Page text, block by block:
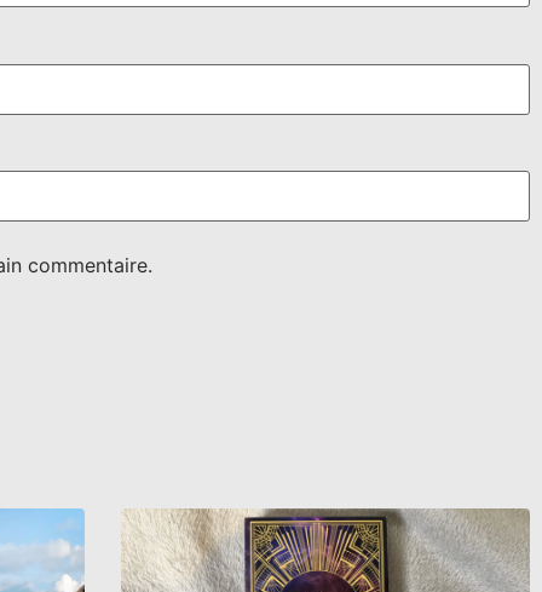
commentaire.